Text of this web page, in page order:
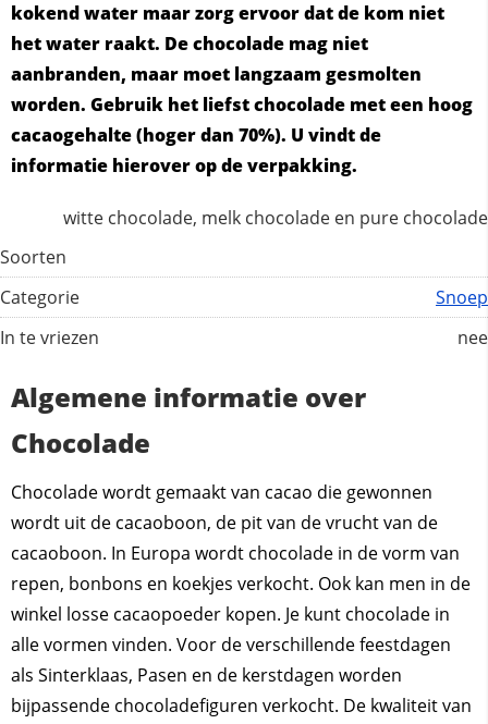
kokend water maar zorg ervoor dat de kom niet
het water raakt. De chocolade mag niet
aanbranden, maar moet langzaam gesmolten
worden. Gebruik het liefst chocolade met een hoog
cacaogehalte (hoger dan 70%). U vindt de
informatie hierover op de verpakking.
witte chocolade, melk chocolade en pure chocolade
Soorten
Snoep
Categorie
nee
In te vriezen
Algemene informatie over
Chocolade
Chocolade wordt gemaakt van cacao die gewonnen
wordt uit de cacaoboon, de pit van de vrucht van de
cacaoboon. In Europa wordt chocolade in de vorm van
repen, bonbons en koekjes verkocht. Ook kan men in de
winkel losse cacaopoeder kopen. Je kunt chocolade in
alle vormen vinden. Voor de verschillende feestdagen
als Sinterklaas, Pasen en de kerstdagen worden
bijpassende chocoladefiguren verkocht. De kwaliteit van